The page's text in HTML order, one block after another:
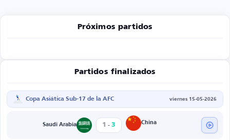
Próximos partidos
Partidos finalizados
Copa Asiática Sub-17 de la AFC viernes 15-05-2026
Saudi Arabia 1 - 3 China